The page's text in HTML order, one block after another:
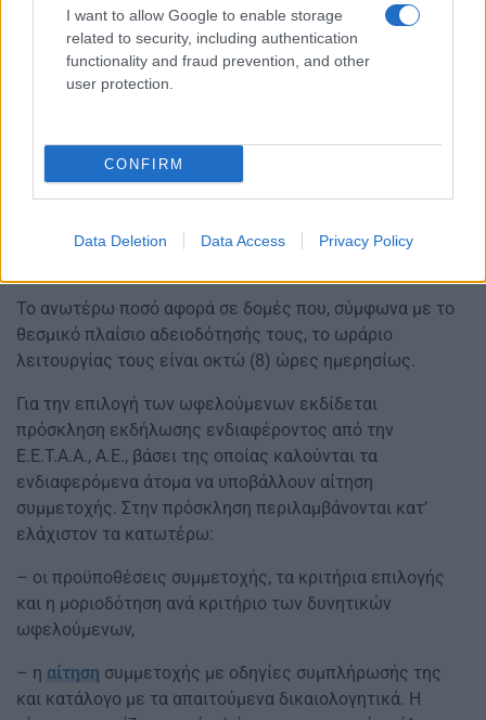
I want to allow Google to enable storage
related to security, including authentication
functionality and fraud prevention, and other
user protection.
CONFIRM
Data Deletion Data Access Privacy Policy
Γ1. Παιδιά από την ηλικία των 5 ετών (ηλικία εγγραφής
τους στην υποχρεωτική εκπαίδευση) έως 12 ετών και
παιδιά με ελαφράς μορφής κινητικά ή αισθητηριακά
Δ. Κέντρα Δημιουργικής Απασχόλησης Παιδιών Με
Αναπηρίες (Κ.Δ.Α.Π.-Μ.Ε.Α.).
Δ1. Παιδιά με αναπηρία ή/και έφηβοι ή/και άτομα με
Το ανωτέρω ποσό αφορά σε δομές που, σύμφωνα με το
θεσμικό πλαίσιο αδειοδότησής τους, το ωράριο
λειτουργίας τους είναι οκτώ (8) ώρες ημερησίως.
Για την επιλογή των ωφελούμενων εκδίδεται
πρόσκληση εκδήλωσης ενδιαφέροντος από την
Ε.Ε.Τ.Α.Α., Α.Ε., βάσει της οποίας καλούνται τα
ενδιαφερόμενα άτομα να υποβάλλουν αίτηση
συμμετοχής. Στην πρόσκληση περιλαμβάνονται κατ’
ελάχιστον τα κατωτέρω:
– οι προϋποθέσεις συμμετοχής, τα κριτήρια επιλογής
και η μοριοδότηση ανά κριτήριο των δυνητικών
ωφελούμενων,
– η αίτηση συμμετοχής με οδηγίες συμπλήρωσής της
και κατάλογο με τα απαιτούμενα δικαιολογητικά. Η